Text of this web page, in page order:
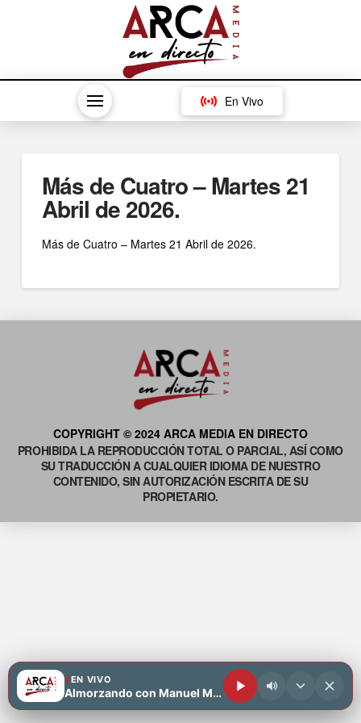
En Vivo
Más de Cuatro – Martes 21
Abril de 2026.
Más de Cuatro – Martes 21 Abril de 2026.
COPYRIGHT © 2024 ARCA MEDIA EN DIRECTO
PROHIBIDA LA REPRODUCCIÓN TOTAL O PARCIAL, ASÍ COMO
SU TRADUCCIÓN A CUALQUIER IDIOMA DE NUESTRO
CONTENIDO, SIN AUTORIZACIÓN ESCRITA DE SU
PROPIETARIO.
EN VIVO
Almorzando con Manuel Motiva